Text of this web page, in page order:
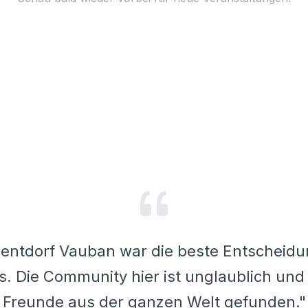
sind fantastisch! Ich habe hier
gebaut und so viel gelernt. Die Tutoren
hilfsbereit."